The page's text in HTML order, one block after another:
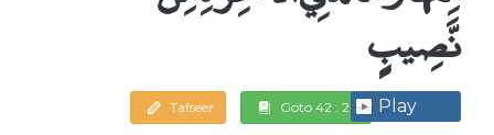
نَّصِيبٍ
Tafseer Goto 42 : 20 Play